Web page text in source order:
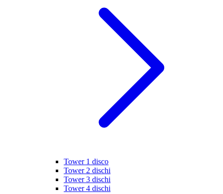
Tower 1 disco
Tower 2 dischi
Tower 3 dischi
Tower 4 dischi